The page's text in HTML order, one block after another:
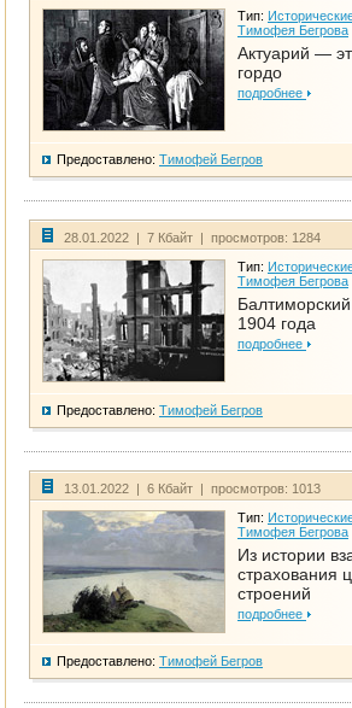
Тип:
Тимофея Бегрова
Актуарий —
гордо
подробнее
Предоставлено: Тимофей Бегров
28.01.2022 | 7 Кбайт | просмотров: 1284
Тип:
Тимофея Бегрова
1904 года
подробнее
Предоставлено: Тимофей Бегров
13.01.2022 | 6 Кбайт | просмотров: 1013
Тип:
Тимофея Бегрова
Из истории
страхования
строений
подробнее
Предоставлено: Тимофей Бегров